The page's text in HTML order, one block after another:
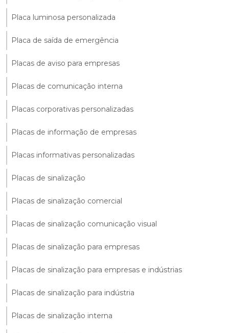
Placa luminosa personalizada
Placa de saída de emergência
Placas de aviso para empresas
Placas de comunicação interna
Placas corporativas personalizadas
Placas de informação de empresas
Placas informativas personalizadas
Placas de sinalização
Placas de sinalização comercial
Placas de sinalização comunicação visual
Placas de sinalização para empresas
Placas de sinalização para empresas e indústrias
Placas de sinalização para indústria
Placas de sinalização interna